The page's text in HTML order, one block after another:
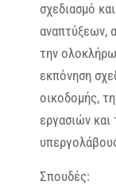
σχεδιασμό
αναπτύξεων,
την
εκπόνηση
οικοδομής,
εργασιών
Σπουδές: